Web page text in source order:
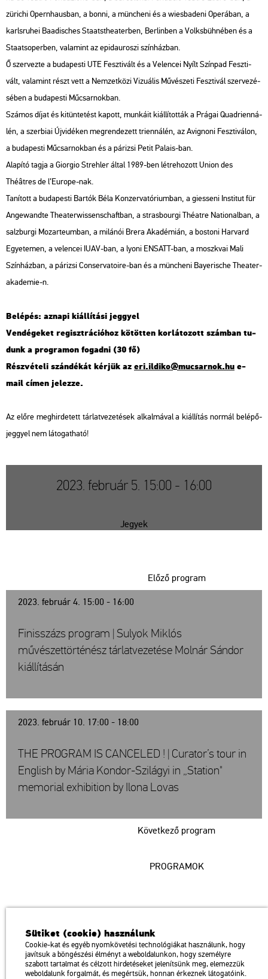
zü­ri­chi Opern­ha­us­ban, a bonni, a mün­che­ni és a wi­es­ba­de­ni Ope­rá­ban, a
karls­ru­hei Baadis­ches Sta­at­st­hea­ter­ben, Ber­lin­ben a Volks­büh­né­ben és a
Sta­at­s­oper­ben, va­la­mint az epid­au­ro­szi szín­ház­ban.
Ő szer­vez­te a bu­da­pes­ti UTE Fesz­ti­vált és a Ve­len­cei Nyílt Szín­pad Fesz­ti­
vált, va­la­mint részt vett a Nem­zet­kö­zi Vi­zu­á­lis Mű­vé­sze­ti Fesz­ti­vál szer­ve­zé­
sé­ben a bu­da­pes­ti Mű­csar­nok­ban.
Szá­mos díjat és ki­tün­te­tést ka­pott, mun­ká­it ki­ál­lí­tot­ták a Prá­gai Qu­ad­ri­en­ná­
lén, a szer­bi­ai Új­vi­dé­ken meg­ren­de­zett tri­en­ná­lén, az Avig­no­ni Fesz­ti­vá­lon,
a bu­da­pes­ti Mű­csar­nok­ban és a pá­ri­zsi Petit Pa­la­is-ban.
Ala­pí­tó tagja a Gi­or­gio Streh­ler által 1989-ben lét­re­ho­zott Union des
Théâtres de l’Euro­pe-nak.
Ta­ní­tott a bu­da­pes­ti Bar­tók Béla Kon­zer­va­tó­ri­um­ban, a gi­es­se­ni Ins­ti­tut für
An­ge­wand­te Thea­ter­wis­senschaft­ban, a stras­bour­gi Thé­at­re Na­ti­o­nal­ban, a
salz­bur­gi Mo­zar­te­um­ban, a mi­lá­nói Brera Aka­dé­mi­án, a bos­to­ni Har­vard
Egye­te­men, a ve­len­cei IUAV-ban, a lyoni EN­SATT-ban, a moszk­vai Mali
Szín­ház­ban, a pá­ri­zsi Con­ser­va­to­ire-ban és a mün­che­ni Baye­ris­che Thea­ter­
aka­de­mie-n.
Be­lé­pés: az­na­pi ki­ál­lí­tá­si jeggyel
Ven­dé­ge­ket re­giszt­rá­ci­ó­hoz kö­töt­ten kor­lá­to­zott szám­ban tu­
dunk a prog­ra­mon fo­gad­ni (30 fő)
Rész­vé­te­li szán­dé­kát kér­jük az eri.​il­di­ko@​mu­csar­nok.​hu e-
mail címen je­lez­ze.
Az előre meg­hir­de­tett tár­lat­ve­ze­té­sek al­kal­má­val a ki­ál­lí­tás nor­mál be­lé­pő­
jeggyel nem lá­to­gat­ha­tó!
2023. február 5. 15:00 - 16:00
Jegyek
2023. február 4. 15:00 - 16:00
Előző program
Finisszázs program | Sulyok Miklós
művészettörténész tárlatvezetése Molnár Sándor
kiállításán
2023. február 10. 17:00 - 18:00
Következő program
THE PROGRAM IS CANCELED ! | Curator’s tour in
English by Mária Kondor-Szilágyi in „Station"
memorial exhibition by Ilona Lovas
PROGRAMOK
a Magyar Művészeti Akadémia intézménye
1146 Budapest, Dózsa György út 37.
Megközelíthető: Millenniumi Földalatti Vasút – Hősök tere megállótérkép
Sütiket (cookie) használunk
Cookie-kat és egyéb nyomkövetési technológiákat használunk, hogy
javítsuk a böngészési élményt a weboldalunkon, hogy személyre
szabott tartalmat és célzott hirdetéseket jelenítsünk meg, elemezzük
weboldalunk forgalmát, és megértsük, honnan érkeznek látogatóink.